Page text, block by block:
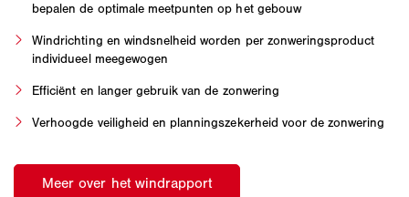
bepalen de optimale meetpunten op het gebouw
Windrichting en windsnelheid worden per zonweringsproduct
individueel meegewogen
Efficiënt en langer gebruik van de zonwering
Verhoogde veiligheid en planningszekerheid voor de zonwering